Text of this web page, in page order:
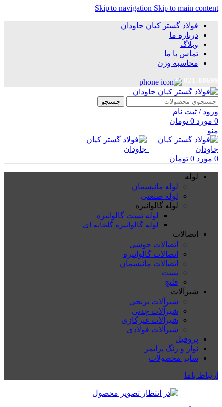
Skip to navigation Skip to main content
فولاد گستر کیان جاودان
درباره ما
وبلاگ
تماس با ما
محاسبه وزن
جستجو
ورود / ثبت نام
0 مورد 0 تومان
منو
0 مورد 0 تومان
لوله
لوله مانیسمان
لوله صنعتی
لوله گالوانیزه
لوله تست گالوانیزه
لوله گالوانیزه گلخانه ای
اتصالات
اتصالات جوشی
اتصالات گالوانیزه
اتصالات مانیسمان
بست
فلنچ
شیرآلات
شیرآلات برنجی
شیرآلات چدنی
شیرآلات غیرگازی
شیرآلات فولادی
پروفیل
نوار و رنگ پرایمر
سایر محصولات
ارتباط باما